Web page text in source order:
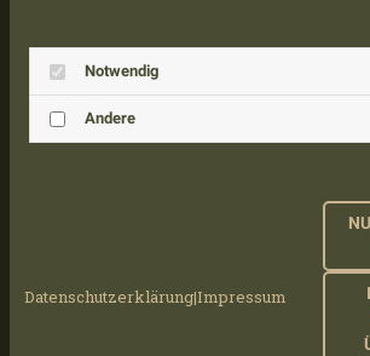
Notwendig
Andere
Datenschutzerklärung|Impressum